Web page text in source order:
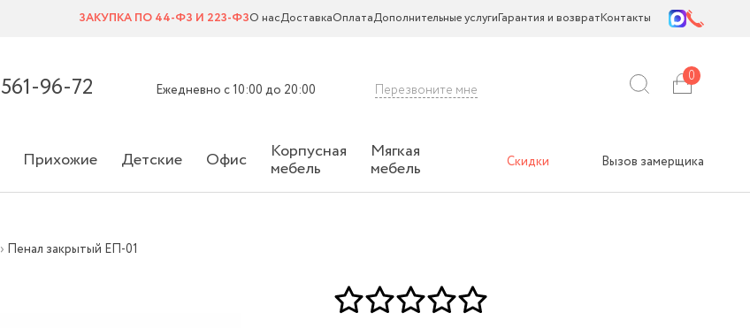
ЗАКУПКА ПО 44-ФЗ И 223-ФЗО насДоставкаОплатаДополнительные услугиГарантия и возвратКонтакты
561-96-72 Ежедневно с 10:00 до 20:00 Перезвоните мне
0
Прихожие Детские Офис Корпусная
мебель
Мягкая
мебель Скидки Вызов замерщика
› Пенал закрытый ЕП-01